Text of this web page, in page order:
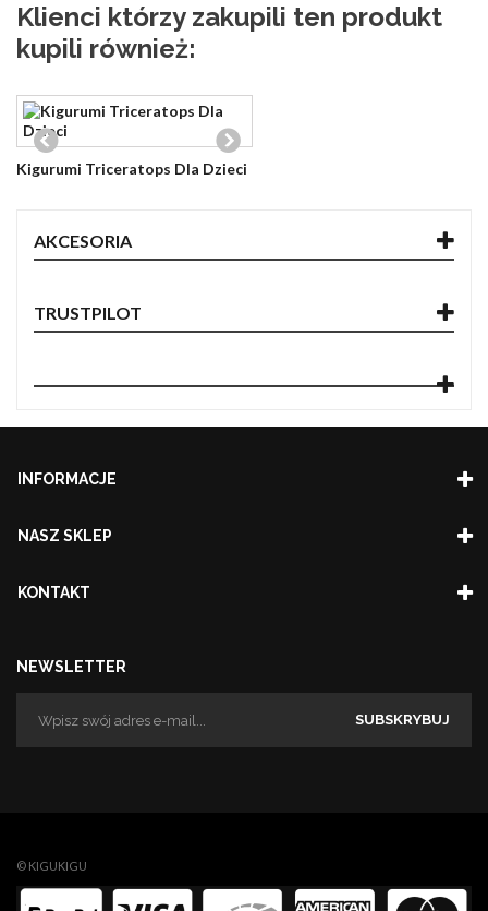
Klienci którzy zakupili ten produkt
kupili również:
Kigurumi Triceratops Dla Dzieci
AKCESORIA
TRUSTPILOT
INFORMACJE
NASZ SKLEP
KONTAKT
NEWSLETTER
SUBSKRYBUJ
© KIGUKIGU